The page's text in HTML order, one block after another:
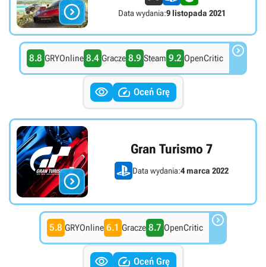
 Data wydania:9 listopada 2021
8.8 GRYOnline 8.4 Gracze 8.9 Steam 9.2 OpenCritic 
  Oceń Grę

Gran Turismo 7
Data wydania:4 marca 2022
5.8 GRYOnline 6.1 Gracze 8.7 OpenCritic 
  Oceń Grę